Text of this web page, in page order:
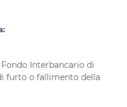
Interbancario di
furto o fallimento della